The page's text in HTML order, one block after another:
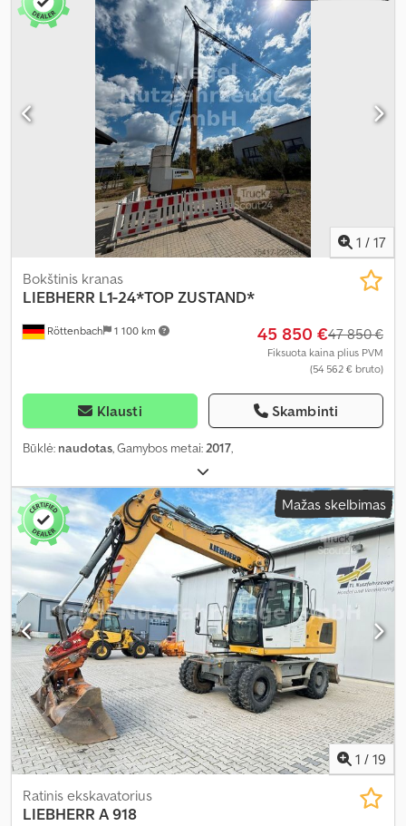
1 / 17
Röttenbach 1 100 km
Bokštinis kranas
LIEBHERR L1-24*TOP ZUSTAND*
45 850 €47 850 €
Fiksuota kaina plius PVM
(54 562 € bruto)
Klausti Skambinti
Būklė: naudotas, Gamybos metai:2017,
Mažas skelbimas
1 / 19
Ratinis ekskavatorius
LIEBHERR A 918